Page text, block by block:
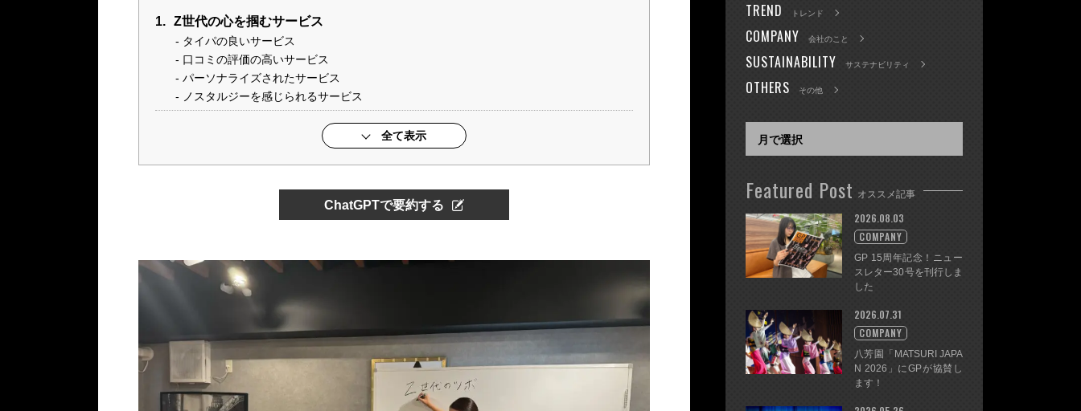
1. Z世代の心を掴むサービス
タイパの良いサービス
口コミの評価の高いサービス
パーソナライズされたサービス
ノスタルジーを感じられるサービス
全て表示
ChatGPTで要約する
TREND トレンド
COMPANY 会社のこと
SUSTAINABILITY サステナビリティ
OTHERS その他
Featured Post オススメ記事
GP 15周年記念！ニュー
スレター30号を刊行しま
した
2026.08.03
COMPANY
八芳園「MATSURI JAPA
N 2026」にGPが協賛し
ます！
2026.07.31
COMPANY